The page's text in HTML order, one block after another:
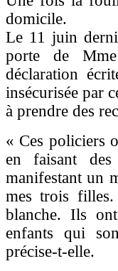
domicile.
Le 11 juin
porte de
déclaration
insécurisée par
à prendre des
« Ces policiers
en faisant des
manifestant un
mes trois
blanche. Ils
enfants qui
précise-t-elle.